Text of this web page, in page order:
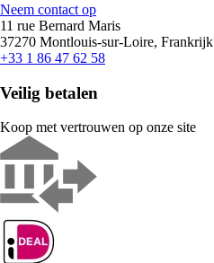
Neem contact op
11 rue Bernard Maris
37270 Montlouis-sur-Loire, Frankrijk
+33 1 86 47 62 58
Veilig betalen
Koop met vertrouwen op onze site